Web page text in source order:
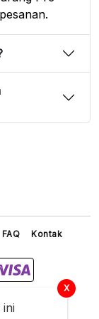
X
FAQ Kontak